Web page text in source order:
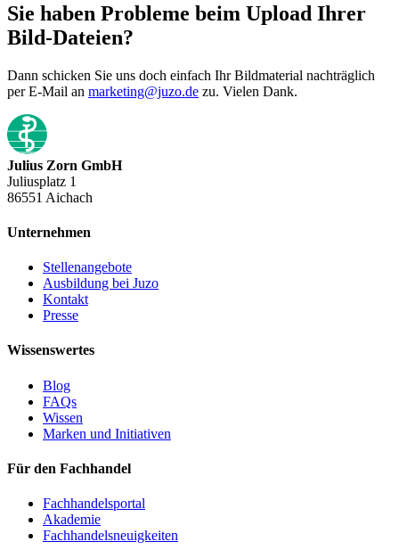
Sie haben Probleme beim Upload Ihrer
Bild-Dateien?
Dann schicken Sie uns doch einfach Ihr Bildmaterial nachträglich
per E-Mail an marketing@juzo.de zu. Vielen Dank.
Julius Zorn GmbH
Juliusplatz 1
86551 Aichach
Unternehmen
Stellenangebote
Ausbildung bei Juzo
Kontakt
Presse
Wissenswertes
Blog
FAQs
Wissen
Marken und Initiativen
Für den Fachhandel
Fachhandelsportal
Akademie
Fachhandelsneuigkeiten